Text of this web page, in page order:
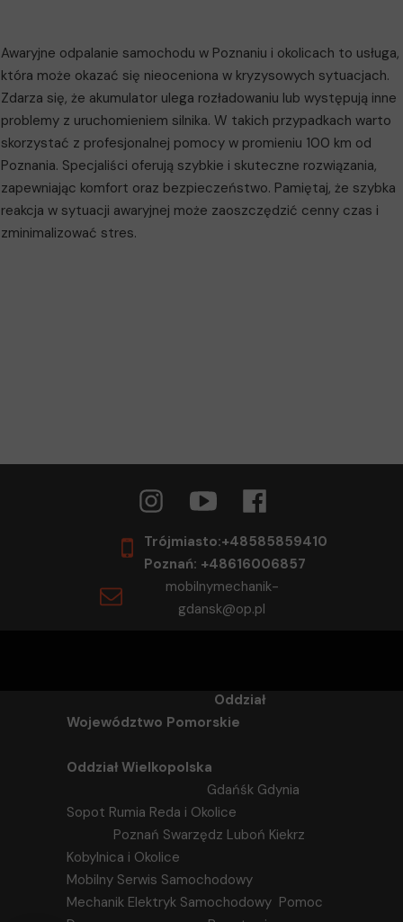
Awaryjne odpalanie samochodu w Poznaniu i okolicach to usługa,
która może okazać się nieoceniona w kryzysowych sytuacjach.
Zdarza się, że akumulator ulega rozładowaniu lub występują inne
problemy z uruchomieniem silnika. W takich przypadkach warto
skorzystać z profesjonalnej pomocy w promieniu 100 km od
Poznania. Specjaliści oferują szybkie i skuteczne rozwiązania,
zapewniając komfort oraz bezpieczeństwo. Pamiętaj, że szybka
reakcja w sytuacji awaryjnej może zaoszczędzić cenny czas i
zminimalizować stres.
Trójmiasto:+48585859410
Poznań: +48616006857
mobilnymechanik-
gdansk@op.pl
Oddział
Województwo Pomorskie
Oddział Wielkopolska
Gdańśk Gdynia
Sopot Rumia Reda i Okolice
Poznań Swarzędz Luboń Kiekrz
Kobylnica i Okolice
Mobilny Serwis Samochodowy
Mechanik Elektryk Samochodowy Pomoc